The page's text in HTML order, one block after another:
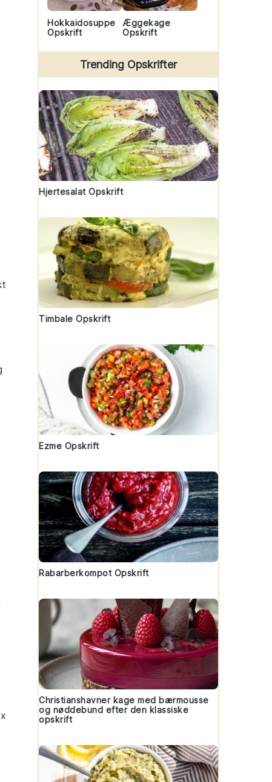
Hokkaidosuppe
Opskrift
Æggekage
Opskrift
Trending Opskrifter
Hjertesalat Opskrift
Timbale Opskrift
Ezme Opskrift
Rabarberkompot Opskrift
Christianshavner kage med bærmousse
og nøddebund efter den klassiske
opskrift